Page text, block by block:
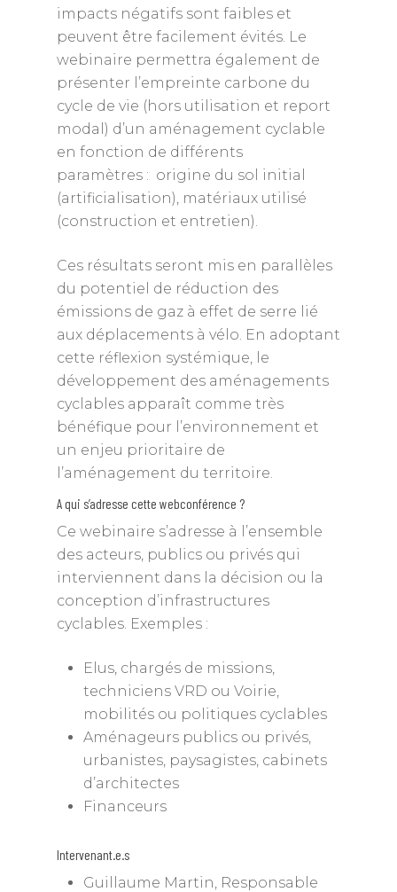
impacts négatifs sont faibles et
peuvent être facilement évités. Le
webinaire permettra également de
présenter l’empreinte carbone du
cycle de vie (hors utilisation et report
modal) d’un aménagement cyclable
en fonction de différents
paramètres : origine du sol initial
(artificialisation), matériaux utilisé
(construction et entretien).
Ces résultats seront mis en parallèles
du potentiel de réduction des
émissions de gaz à effet de serre lié
aux déplacements à vélo. En adoptant
cette réflexion systémique, le
développement des aménagements
cyclables apparaît comme très
bénéfique pour l’environnement et
un enjeu prioritaire de
l’aménagement du territoire.
A qui s’adresse cette webconférence ?
Ce webinaire s’adresse à l’ensemble
des acteurs, publics ou privés qui
interviennent dans la décision ou la
conception d’infrastructures
cyclables. Exemples :
Elus, chargés de missions,
techniciens VRD ou Voirie,
mobilités ou politiques cyclables
Aménageurs publics ou privés,
urbanistes, paysagistes, cabinets
d’architectes
Financeurs
Intervenant.e.s
Guillaume Martin, Responsable